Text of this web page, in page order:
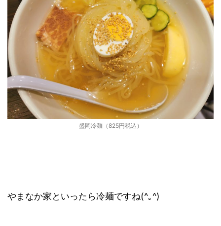
盛岡冷麺（825円税込）
やまなか家といったら冷麺ですね(^｡^)